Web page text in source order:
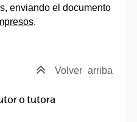
enviando el documento
.
Volver arriba
o tutora